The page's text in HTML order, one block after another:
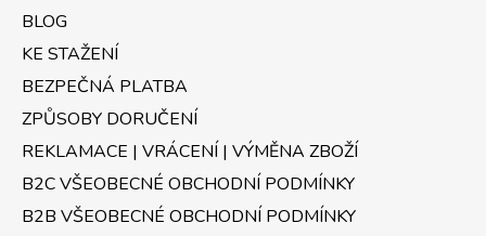
u
BLOG
KE STAŽENÍ
BEZPEČNÁ PLATBA
ZPŮSOBY DORUČENÍ
REKLAMACE | VRÁCENÍ | VÝMĚNA ZBOŽÍ
B2C VŠEOBECNÉ OBCHODNÍ PODMÍNKY
B2B VŠEOBECNÉ OBCHODNÍ PODMÍNKY